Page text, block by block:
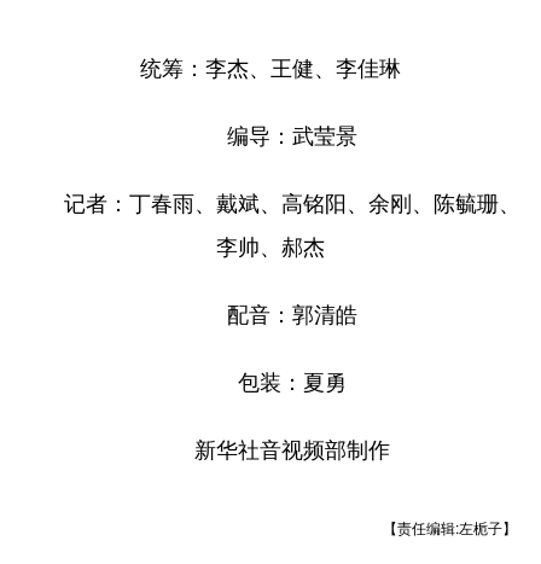
统筹：李杰、王健、李佳琳
编导：武莹景
记者：丁春雨、戴斌、高铭阳、余刚、陈毓珊、
李帅、郝杰
配音：郭清皓
包装：夏勇
新华社音视频部制作
【责任编辑:左栀子】